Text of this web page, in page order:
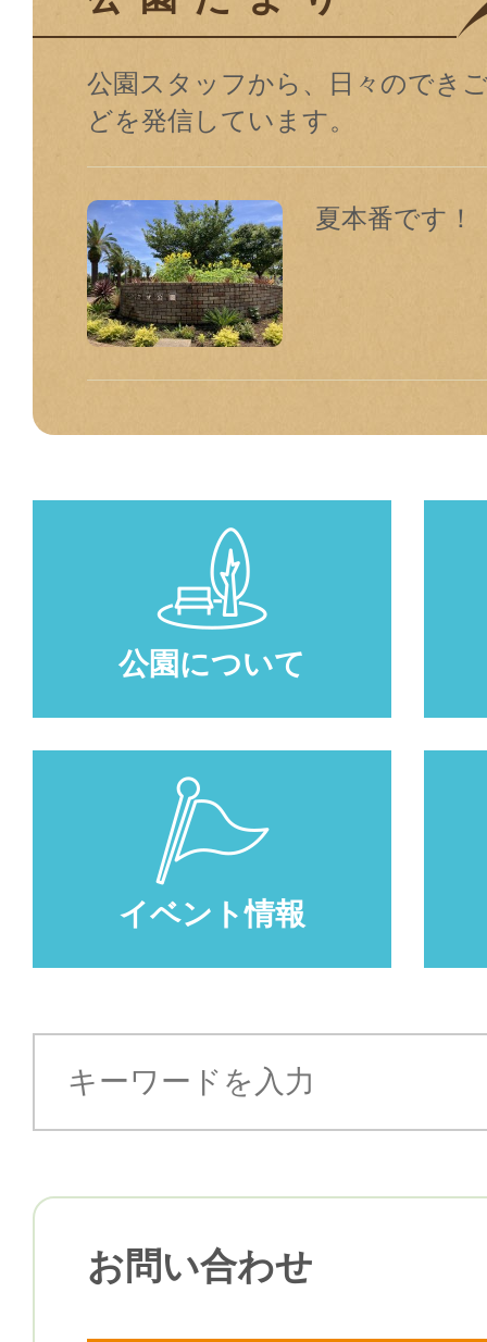
公園スタッフから、⽇々のでき
どを発信しています。
夏本番です！
公園について
イベント情報
お問い合わせ